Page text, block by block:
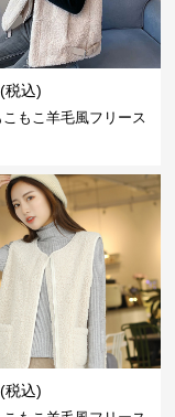
(税込)
もこ羊毛風フリース
(税込)